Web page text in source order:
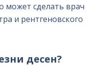
может сделать врач
и рентгеновского
десен?